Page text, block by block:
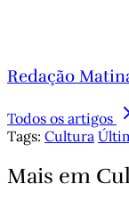
Redação
Todos os artigos
Tags: Cultura
Mais em